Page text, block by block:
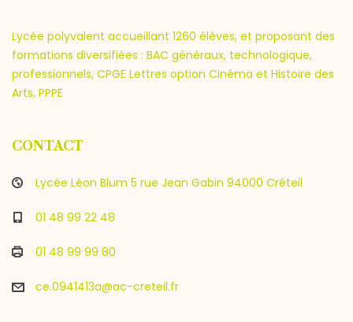
Lycée polyvalent accueillant 1260 élèves, et proposant des
formations diversifiées : BAC généraux, technologique,
professionnels, CPGE Lettres option Cinéma et Histoire des
Arts, PPPE
CONTACT
Lycée Léon Blum 5 rue Jean Gabin 94000 Créteil
01 48 99 22 48
01 48 99 99 80
ce.0941413a@ac-creteil.fr